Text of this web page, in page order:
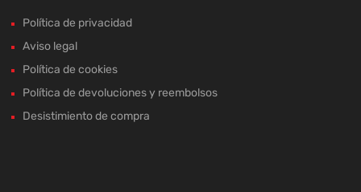
Política de privacidad
Aviso legal
Política de cookies
Política de devoluciones y reembolsos
Desistimiento de compra